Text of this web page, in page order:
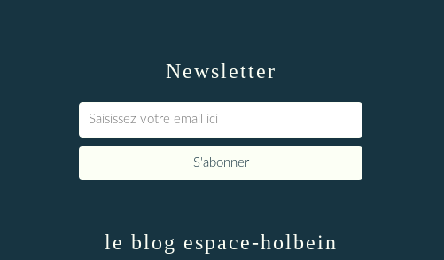
Newsletter
le blog espace-holbein